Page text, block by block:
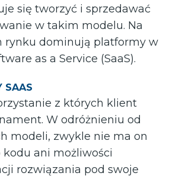
się tworzyć i sprzedawać
w takim modelu. Na
rynku dominują platformy w
as a Service (SaaS).
SAAS
z których klient
W odróżnieniu od
modeli, zwykle nie ma on
ani możliwości
rozwiązania pod swoje